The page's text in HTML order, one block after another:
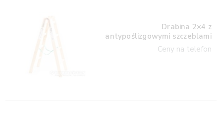
Drabina 2×4 z
antypoślizgowymi szczeblami
Ceny na telefon